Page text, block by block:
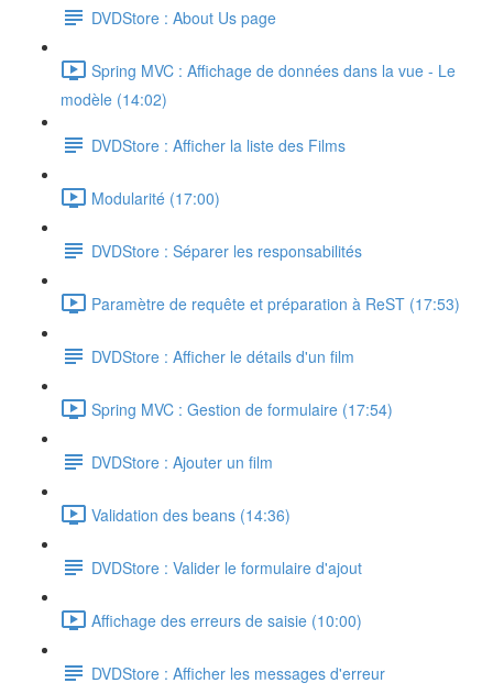
DVDStore : About Us page
Spring MVC : Affichage de données dans la vue - Le
modèle (14:02)
DVDStore : Afficher la liste des Films
Modularité (17:00)
DVDStore : Séparer les responsabilités
Paramètre de requête et préparation à ReST (17:53)
DVDStore : Afficher le détails d'un film
Spring MVC : Gestion de formulaire (17:54)
DVDStore : Ajouter un film
Validation des beans (14:36)
DVDStore : Valider le formulaire d'ajout
Affichage des erreurs de saisie (10:00)
DVDStore : Afficher les messages d'erreur